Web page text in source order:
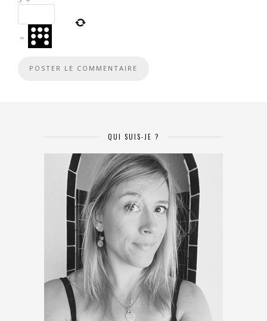
=
QUI SUIS-JE ?